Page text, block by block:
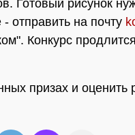
Готовый рисунок
отправить на почту
Конкурс
призах и оценить